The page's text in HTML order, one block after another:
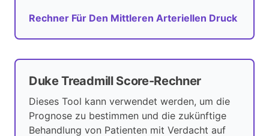
Rechner Für Den Mittleren Arteriellen Druck
Duke Treadmill Score-Rechner
Dieses Tool kann verwendet werden, um die
Prognose zu bestimmen und die zukünftige
Behandlung von Patienten mit Verdacht auf